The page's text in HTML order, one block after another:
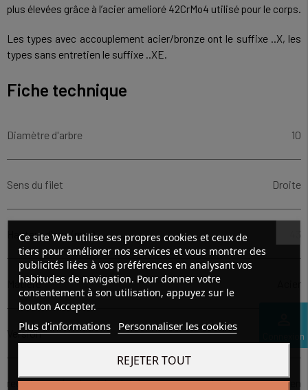
Connexion
plus élevées grâce à l’acier amelioré 42CrMo4 utilisé pour le corps.
Les types avec accouplement acier/bronze ont le suffixe ..X, les
types sans entretien le suffixe ..XE.
Fiche technique
Diamètre d'arbre 10
Sens du filet Droite
Hauteur d'axe (mm) 43
Matière Acier
Version Femelle
regraissage (embout à rotule) embout sans entretien
Ce site Web utilise ses propres cookies et ceux de
tiers pour améliorer nos services et vous montrer des
publicités liées à vos préférences en analysant vos
habitudes de navigation. Pour donner votre
consentement à son utilisation, appuyez sur le
bouton Accepter.
Plus d'informations Personnaliser les cookies
REJETER TOUT